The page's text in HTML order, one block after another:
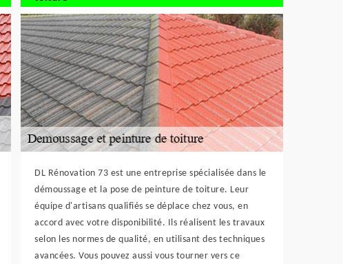
DL Rénovation 73 est une entreprise spécialisée dans le
démoussage et la pose de peinture de toiture. Leur
équipe d'artisans qualifiés se déplace chez vous, en
accord avec votre disponibilité. Ils réalisent les travaux
selon les normes de qualité, en utilisant des techniques
avancées. Vous pouvez aussi vous tourner vers ce